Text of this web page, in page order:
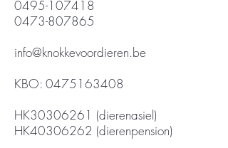
0495-107418
0473-807865
info@knokkevoordieren.be
KBO: 0475163408
HK30306261 (dierenasiel)
HK40306262 (dierenpension)